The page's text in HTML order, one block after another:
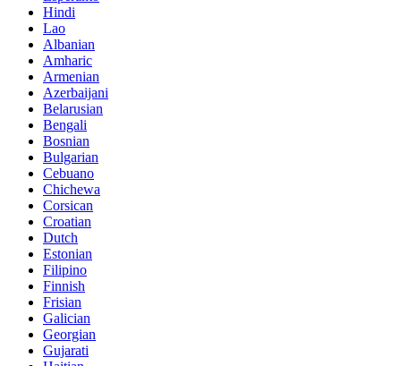
Hindi
Lao
Albanian
Amharic
Armenian
Azerbaijani
Belarusian
Bengali
Bosnian
Bulgarian
Cebuano
Chichewa
Corsican
Croatian
Dutch
Estonian
Filipino
Finnish
Frisian
Galician
Georgian
Gujarati